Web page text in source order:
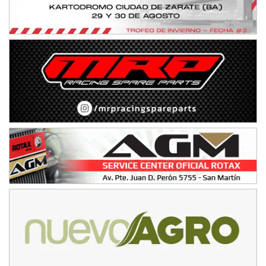
IAME SERIES ARGENTINA 6
Baradero (Buenos Aires)
KDO - F6
Ciudad de Trenque Lauquen (Asfalto)
Trenque Lauquen (Buenos Aires)
ENTRERRIANO - F6 (POSTERGADA)
Parque de la Velocidad (Asfalto)
Villaguay (Entre Ríos)
VICTORIENSE - F7
El Cerro (Tierra)
Victoria (Entre Ríos)
CSK - F7